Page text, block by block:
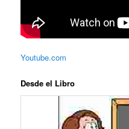
Youtube.com
Desde el Libro